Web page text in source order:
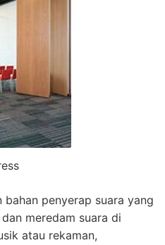
penyerap suara yang
meredam suara di
atau rekaman,